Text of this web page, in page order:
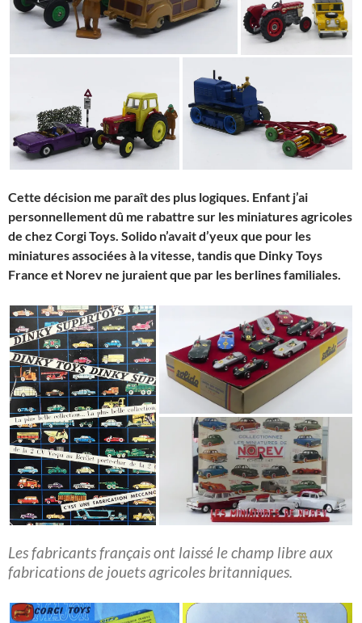
Cette décision me paraît des plus logiques. Enfant j’ai
personnellement dû me rabattre sur les miniatures agricoles
de chez Corgi Toys. Solido n’avait d’yeux que pour les
miniatures associées à la vitesse, tandis que Dinky Toys
France et Norev ne juraient que par les berlines familiales.
Les fabricants français ont laissé le champ libre aux
fabrications de jouets agricoles britanniques.